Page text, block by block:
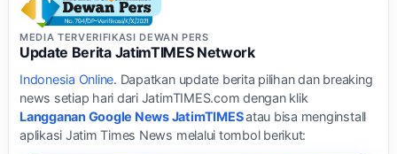
MEDIA TERVERIFIKASI DEWAN PERS
Update Berita JatimTIMES Network
Indonesia Online. Dapatkan update berita pilihan dan breaking
news setiap hari dari JatimTIMES.com dengan klik
Langganan Google News JatimTIMESatau bisa menginstall
aplikasi Jatim Times News melalui tombol berikut: